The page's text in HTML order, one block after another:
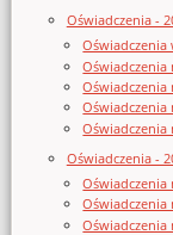
Oświadczenia -
Oświadczenia
Oświadczenia
Oświadczenia -
Oświadczenia